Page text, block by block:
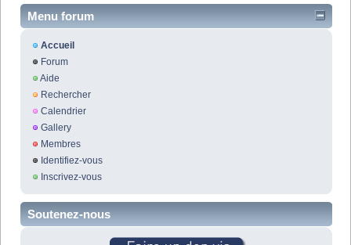
Menu forum
Accueil
Forum
Aide
Rechercher
Calendrier
Gallery
Membres
Identifiez-vous
Inscrivez-vous
Soutenez-nous